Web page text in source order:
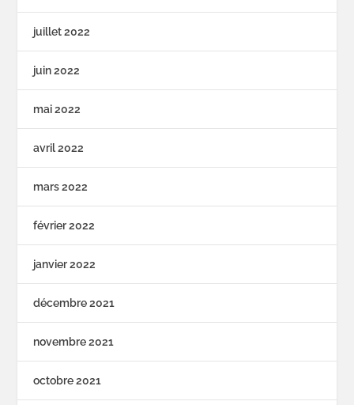
juillet 2022
juin 2022
mai 2022
avril 2022
mars 2022
février 2022
janvier 2022
décembre 2021
novembre 2021
octobre 2021